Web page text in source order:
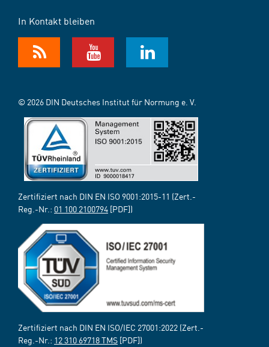
In Kontakt bleiben
© 2026 DIN Deutsches Institut für Normung e. V.
Zertifiziert nach DIN EN ISO 9001:2015-11 (Zert.-
Reg.-Nr.: 01 100 2100794 [PDF])
Zertifiziert nach DIN EN ISO/IEC 27001:2022 (Zert.-
Reg.-Nr.: 12 310 69718 TMS [PDF])